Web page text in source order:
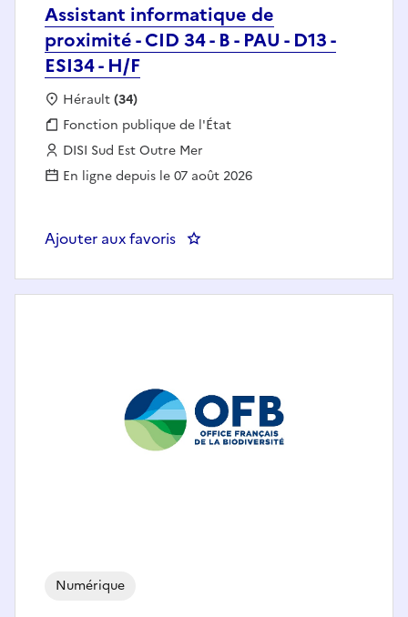
Assistant informatique de
proximité - CID 34 - B - PAU - D13 -
ESI34 - H/F
Localisation :
Hérault(34)
Fonction publique :
Fonction publique de l'État
Employeur :
DISI Sud Est Outre Mer
En ligne depuis le 07 août 2026
Ajouter aux favoris : Assistant informatique de
Numérique